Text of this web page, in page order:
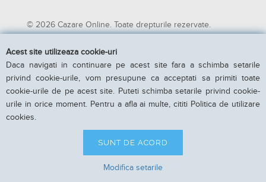
Acest site utilizeaza cookie-uri
Daca navigati in continuare pe acest site fara a schimba setarile
privind cookie-urile, vom presupune ca acceptati sa primiti toate
cookie-urile de pe acest site. Puteti schimba setarile privind cookie-
urile in orice moment. Pentru a afla ai multe, cititi Politica de utilizare
cookies.
SUNT DE ACORD
Modifica setarile
© 2026 Cazare Online. Toate drepturile rezervate.
Cazare Online va pune la dispozitie informatii despre
unitati de cazare din toate zonele turistice, oferte
speciale, rezervari online.
Utilizand acest serviciu inseamna ca sunteti de acord cu
Termenii si conditiile de utilizare.
Parteneri Cazare Online